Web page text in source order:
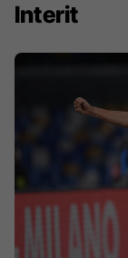
Interit